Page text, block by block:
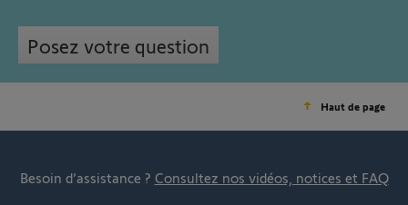
Posez votre question
Haut de page
Besoin d’assistance ? Consultez nos vidéos, notices et FAQ